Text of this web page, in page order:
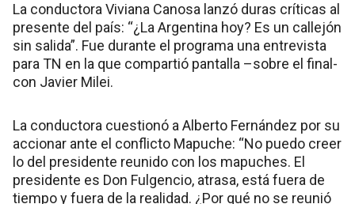
La conductora Viviana Canosa lanzó duras críticas al
presente del país: “¿La Argentina hoy? Es un callejón
sin salida”. Fue durante el programa una entrevista
para TN en la que compartió pantalla –sobre el final-
con Javier Milei.
La conductora cuestionó a Alberto Fernández por su
accionar ante el conflicto Mapuche: “No puedo creer
lo del presidente reunido con los mapuches. El
presidente es Don Fulgencio, atrasa, está fuera de
tiempo y fuera de la realidad. ¿Por qué no se reunió